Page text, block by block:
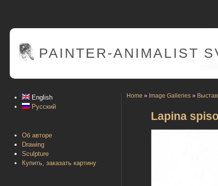
PAINTER-ANIMALIST
English
Русский
Об авторе
Drawing
Sculpture
Купить, заказать картину
Home » Image Galleries »
Lapina